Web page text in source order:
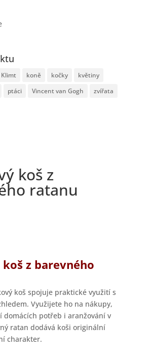
Klimt koně kočky
květiny
ptáci Vincent van Gogh
zvířata
koš z
ratanu
z barevného
koš spojuje praktické využití s
Využijete ho na nákupy,
domácích potřeb i aranžování v
ratan dodává koši originální
charakter.